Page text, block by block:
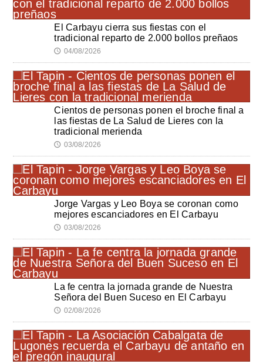
El Carbayu cierra sus fiestas con el
tradicional reparto de 2.000 bollos preñaos
🕔 04/08/2026
Cientos de personas ponen el broche final a
las fiestas de La Salud de Lieres con la
tradicional merienda
🕔 03/08/2026
Jorge Vargas y Leo Boya se coronan como
mejores escanciadores en El Carbayu
🕔 03/08/2026
La fe centra la jornada grande de Nuestra
Señora del Buen Suceso en El Carbayu
🕔 02/08/2026